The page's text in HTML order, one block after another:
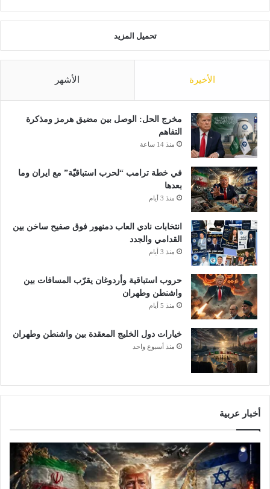
تحميل المزيد
الأخيرة الأشهر
مخرج الحل: الوصل بين مضيق هرمز ومذكرة
التفاهم
منذ 14 ساعة
في خطة ترامب “لحرب استباقيّة” مع ايران وما
بعدها
منذ 3 أيام
انتخابات نادي العاب دمنهور فوق صفيح ساخن بين
القدامي والجدد
منذ 3 أيام
حروب استباقية وأردوغان يقرّب المسافات بين
واشنطن وطهران
منذ 5 أيام
خيارات دول الخليج المعقدة بين واشنطن وطهران
منذ أسبوع واحد
أخبار عربية